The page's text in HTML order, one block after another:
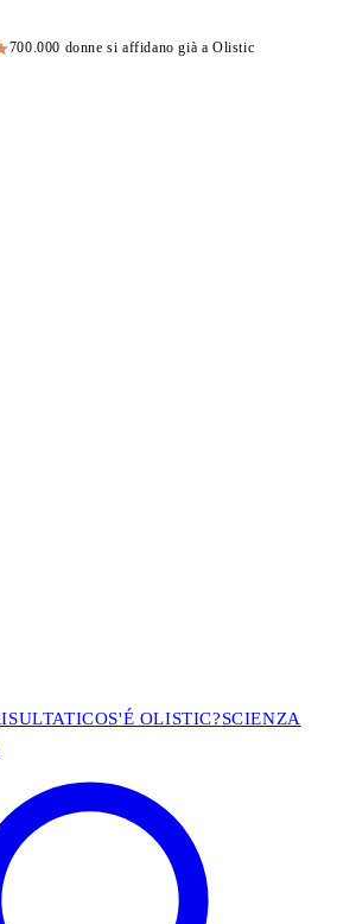
700.000 donne si affidano già a Olistic
COS'É OLISTIC?SCIENZA